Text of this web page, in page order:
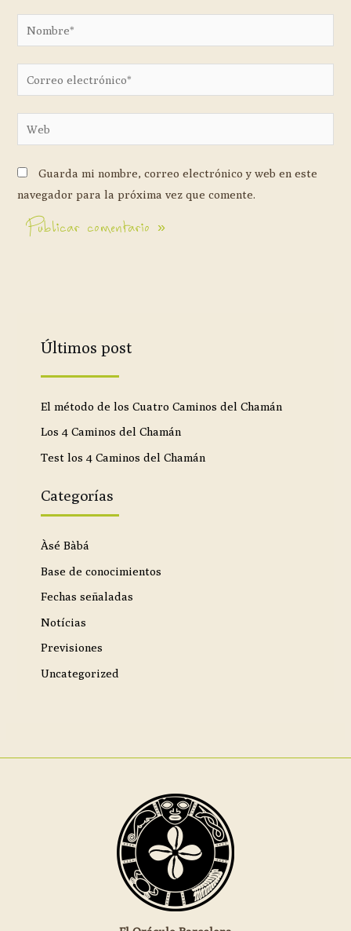
Guarda mi nombre, correo electrónico y web en este
navegador para la próxima vez que comente.
Últimos post
El método de los Cuatro Caminos del Chamán
Los 4 Caminos del Chamán
Test los 4 Caminos del Chamán
Categorías
Àsé Bàbá
Base de conocimientos
Fechas señaladas
Notícias
Previsiones
Uncategorized